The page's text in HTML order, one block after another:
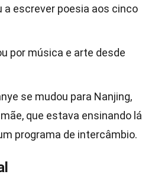
a escrever poesia aos cinco
por música e arte desde
se mudou para Nanjing,
que estava ensinando lá
programa de intercâmbio.